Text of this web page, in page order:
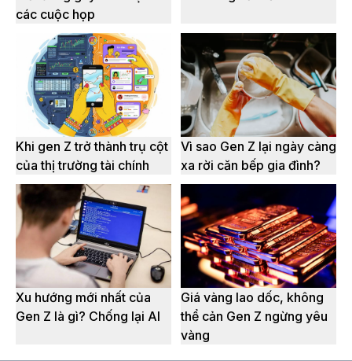
các cuộc họp
Khi gen Z trở thành trụ cột
của thị trường tài chính
Vì sao Gen Z lại ngày càng
xa rời căn bếp gia đình?
Xu hướng mới nhất của
Gen Z là gì? Chống lại AI
Giá vàng lao dốc, không
thể cản Gen Z ngừng yêu
vàng